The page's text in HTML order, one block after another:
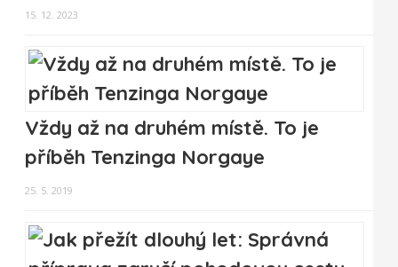
15. 12. 2023
Vždy až na druhém místě. To je
příběh Tenzinga Norgaye
25. 5. 2019